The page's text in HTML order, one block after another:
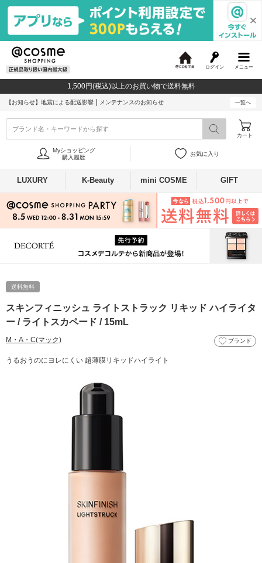
メニュー
ログイン
c
o
1,500円(税込)以上のお買い物で送料無料
【お知らせ】 地震による配送影響 メンテナンスのお知らせ 一覧へ
ブランド名・キーワードから探す
カート
Myショッピング
購入履歴
お気に入り
LUXURY K-Beauty mini COSME GIFT
送料無料
スキンフィニッシュ ライトストラック リキッド ハイライタ
ー / ライトスカペード / 15mL
M・A・C(マック) ブランド
うるおうのにヨレにくい 超薄膜リキッドハイライト